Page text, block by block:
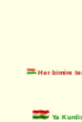
Her bimire
Ya